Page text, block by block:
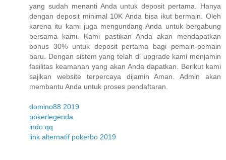
yang sudah menanti Anda untuk deposit pertama. Hanya
dengan deposit minimal 10K Anda bisa ikut bermain. Oleh
karena itu kami juga mengundang Anda untuk bergabung
bersama kami. Kami pastikan Anda akan mendapatkan
bonus 30% untuk deposit pertama bagi pemain-pemain
baru. Dengan sistem yang telah di upgrade kami menjamin
fasilitas keamanan yang akan Anda dapatkan. Berikut kami
sajikan website terpercaya dijamin Aman. Admin akan
membantu Anda untuk proses pendaftaran.
domino88 2019
pokerlegenda
indo qq
link alternatif pokerbo 2019